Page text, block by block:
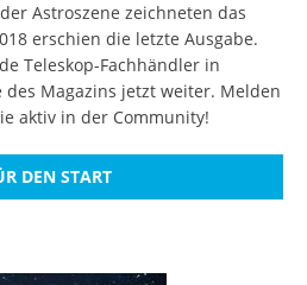
Astroszene zeichneten das
erschien die letzte Ausgabe.
Teleskop-Fachhändler in
Magazins jetzt weiter. Melden
aktiv in der Community!
DEN START